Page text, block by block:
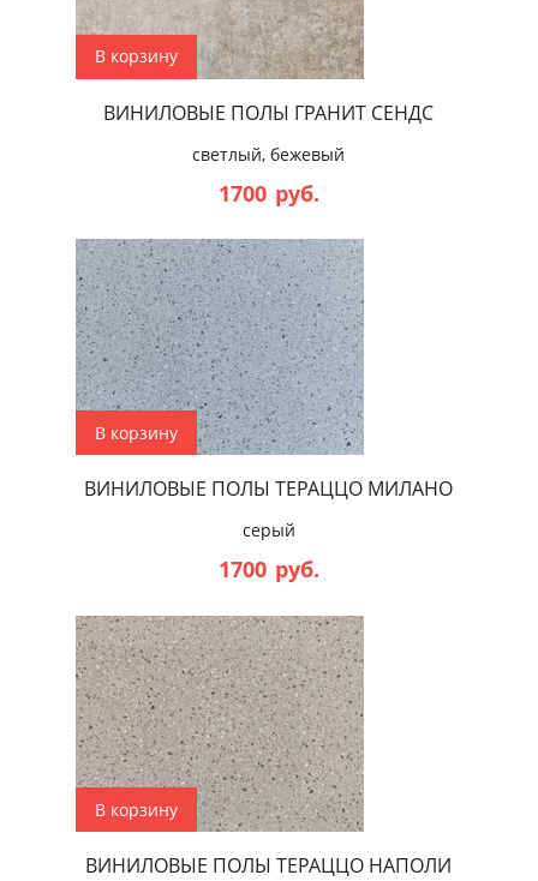
В корзину
ВИНИЛОВЫЕ ПОЛЫ ГРАНИТ СЕНДС
светлый, бежевый
1700 руб.
В корзину
ВИНИЛОВЫЕ ПОЛЫ ТЕРАЦЦО МИЛАНО
серый
1700 руб.
В корзину
ВИНИЛОВЫЕ ПОЛЫ ТЕРАЦЦО НАПОЛИ